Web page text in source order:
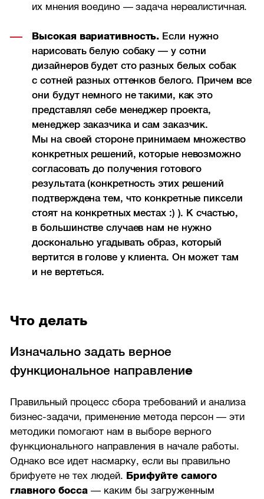
их мнения воедино — задача нереалистичная.
Высокая вариативность. Если нужно
нарисовать белую собаку — у сотни
дизайнеров будет сто разных белых собак
с сотней разных оттенков белого. Причем все
они будут немного не такими, как это
представлял себе менеджер проекта,
менеджер заказчика и сам заказчик.
Мы на своей стороне принимаем множество
конкретных решений, которые невозможно
согласовать до получения готового
результата (конкретность этих решений
подтверждена тем, что конкретные пиксели
стоят на конкретных местах :) ). К счастью,
в большинстве случаев нам не нужно
досконально угадывать образ, который
вертится в голове у клиента. Он может там
и не вертеться.
Что делать
Изначально задать верное
функциональное направление
Правильный процесс сбора требований и анализа
бизнес-задачи, применение метода персон — эти
методики помогают нам в выборе верного
функционального направления в начале работы.
Однако все идет насмарку, если вы правильно
брифуете не тех людей. Брифуйте самого
главного босса — каким бы загруженным